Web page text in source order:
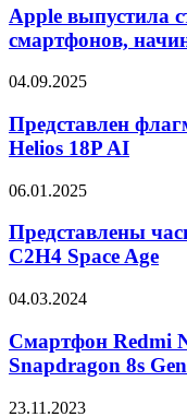
дома
стабильную
версию
iOS
для
начиная
с
XS
Apple выпустила
смартфонов,
Представлен
ноутбук
Acer
Predator
18P
04.09.2025
Представлен
Helios 18P AI
Представлены
Casio
G-
Shock
5600
C2H4
Space
06.01.2025
Представлены
C2H4 Space Age
Смартфон
Note
13
Turbo
04.03.2024
Смартфон Redmi
Snapdragon 8s
Руководство
23.11.2023